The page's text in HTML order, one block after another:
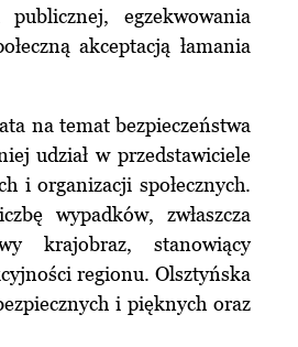
egzekwowania
akceptacją łamania
na temat bezpieczeństwa
udział w przedstawiciele
i organizacji społecznych.
wypadków, zwłaszcza
krajobraz, stanowiący
regionu. Olsztyńska
i pięknych oraz